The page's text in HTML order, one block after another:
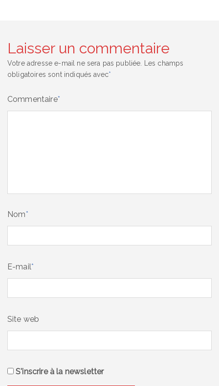
Laisser un commentaire
Votre adresse e-mail ne sera pas publiée.
Les champs
obligatoires sont indiqués avec*
Commentaire*
Nom*
E-mail*
Site web
S'inscrire à la newsletter